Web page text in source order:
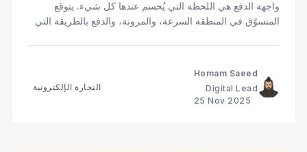
واجهة الدفع هي اللحظة التي يُحسم عندها كل شيء. يتوقع
المتسوّق في المنطقة السرعة، والمرونة، والدفع بالطريقة التي
Homam Saeed
Digital Lead
25 Nov 2025
التجارة الإلكترونية